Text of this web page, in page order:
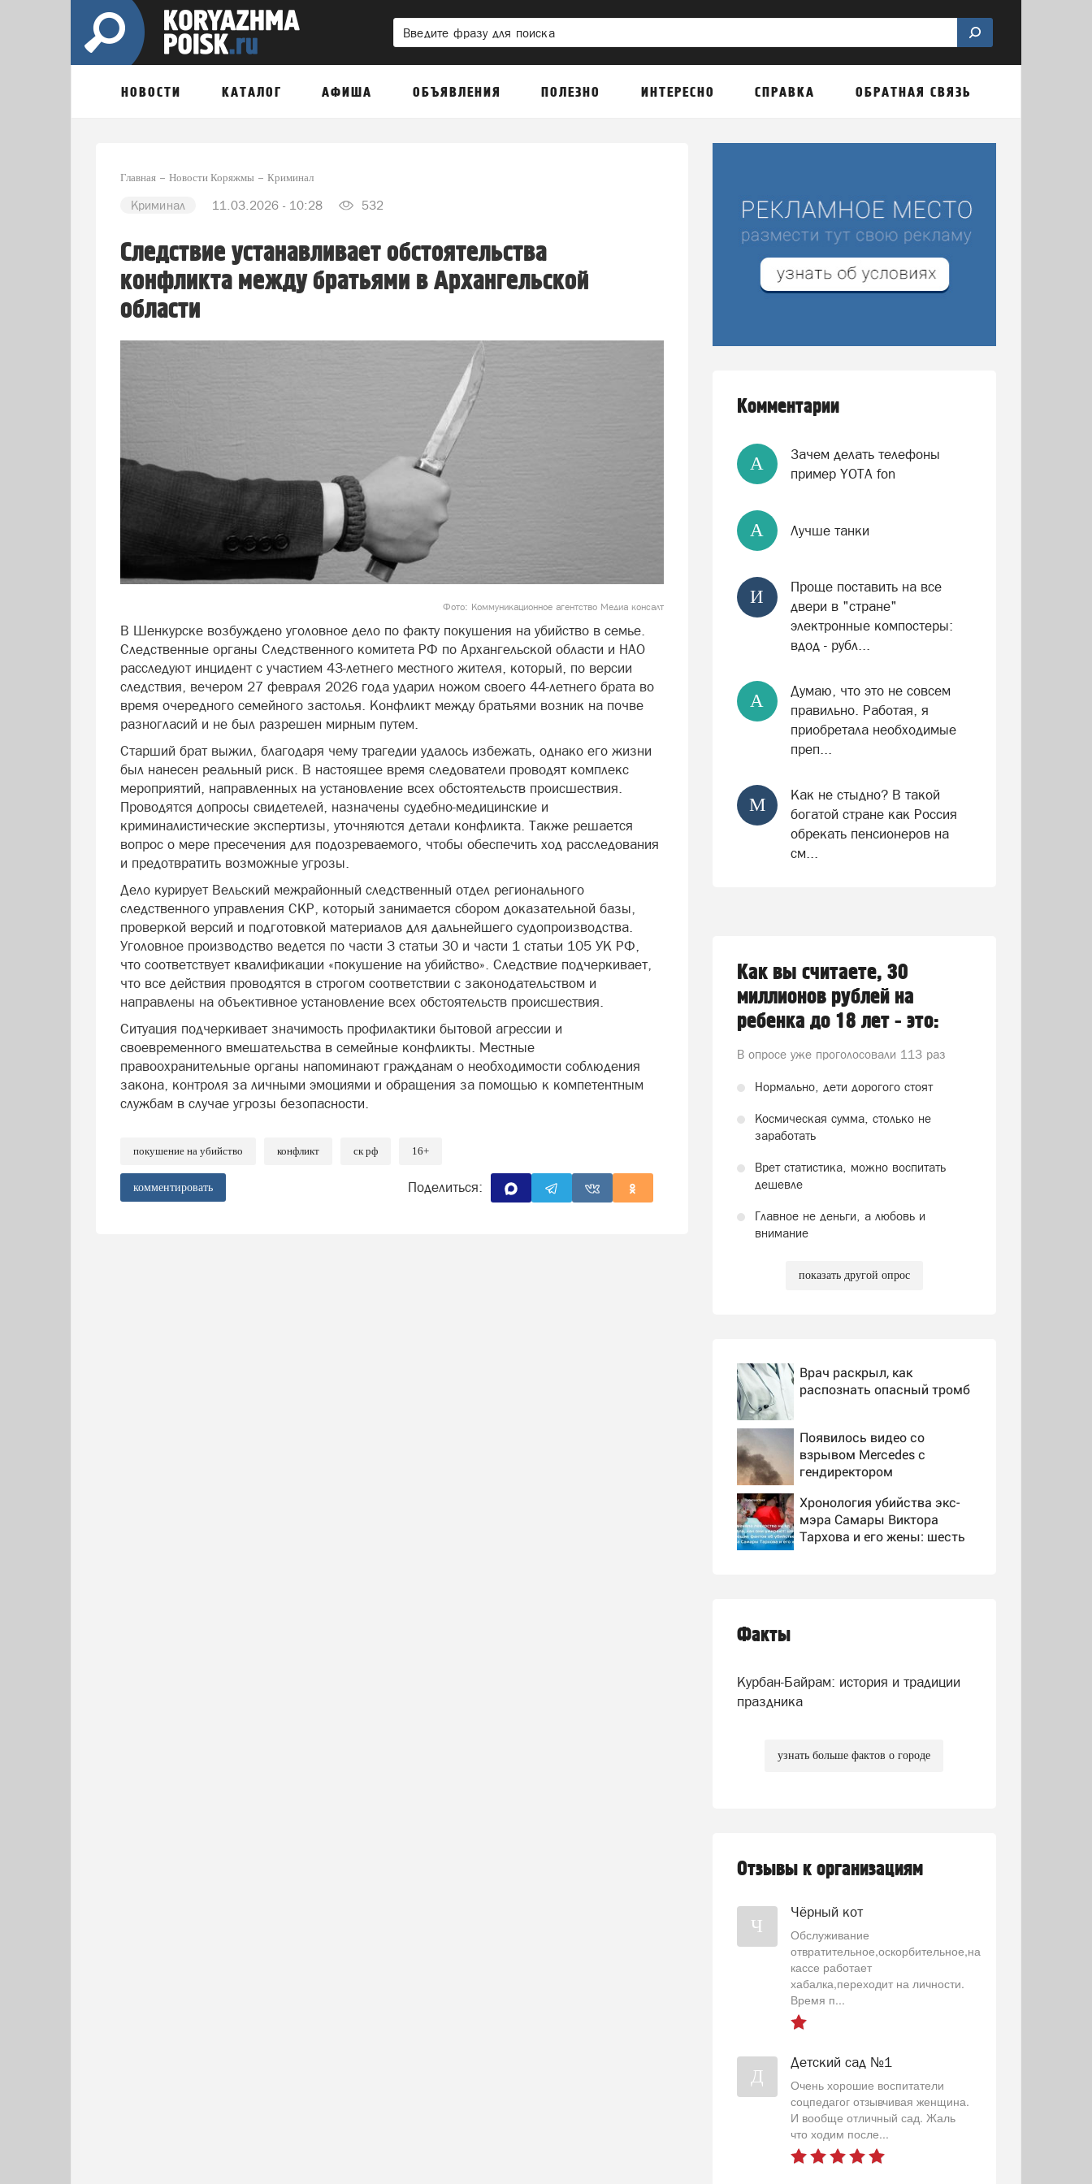
НОВОСТИ КАТАЛОГ АФИША ОБЪЯВЛЕНИЯ ПОЛЕЗНО ИНТЕРЕСНО СПРАВКА ОБРАТНАЯ СВЯЗЬ
Главная Новости Коряжмы Криминал
Криминал 11.03.2026 - 10:28 532
Следствие устанавливает обстоятельства
конфликта между братьями в Архангельской
области
Фото: Коммуникационное агентство Медиа консалт
В Шенкурске возбуждено уголовное дело по факту покушения на убийство в семье.
Следственные органы Следственного комитета РФ по Архангельской области и НАО
расследуют инцидент с участием 43-летнего местного жителя, который, по версии
следствия, вечером 27 февраля 2026 года ударил ножом своего 44-летнего брата во
время очередного семейного застолья. Конфликт между братьями возник на почве
разногласий и не был разрешен мирным путем.
Старший брат выжил, благодаря чему трагедии удалось избежать, однако его жизни
был нанесен реальный риск. В настоящее время следователи проводят комплекс
мероприятий, направленных на установление всех обстоятельств происшествия.
Проводятся допросы свидетелей, назначены судебно-медицинские и
криминалистические экспертизы, уточняются детали конфликта. Также решается
вопрос о мере пресечения для подозреваемого, чтобы обеспечить ход расследования
и предотвратить возможные угрозы.
Дело курирует Вельский межрайонный следственный отдел регионального
следственного управления СКР, который занимается сбором доказательной базы,
проверкой версий и подготовкой материалов для дальнейшего судопроизводства.
Уголовное производство ведется по части 3 статьи 30 и части 1 статьи 105 УК РФ,
что соответствует квалификации «покушение на убийство». Следствие подчеркивает,
что все действия проводятся в строгом соответствии с законодательством и
направлены на объективное установление всех обстоятельств происшествия.
Ситуация подчеркивает значимость профилактики бытовой агрессии и
своевременного вмешательства в семейные конфликты. Местные
правоохранительные органы напоминают гражданам о необходимости соблюдения
закона, контроля за личными эмоциями и обращения за помощью к компетентным
службам в случае угрозы безопасности.
покушение на убийство конфликт ск рф 16+
комментировать Поделиться:
Комментарии
А
Зачем делать телефоны
пример YOTA fon
А Лучше танки
И
Проще поставить на все
двери в "стране"
электронные компостеры:
вдод - рубл...
А
Думаю, что это не совсем
правильно. Работая, я
приобретала необходимые
преп...
М
Как не стыдно? В такой
богатой стране как Россия
обрекать пенсионеров на
см...
Как вы считаете, 30
миллионов рублей на
ребенка до 18 лет - это:
В опросе уже проголосовали 113 раз
Нормально, дети дорогого стоят
Космическая сумма, столько не
заработать
Врет статистика, можно воспитать
дешевле
Главное не деньги, а любовь и
внимание
показать другой опрос
Врач раскрыл, как
распознать опасный тромб
Появилось видео со
взрывом Mercedes с
гендиректором
Хронология убийства экс-
мэра Самары Виктора
Тархова и его жены: шесть
остановившего мальчишек
на поле с горохом
Факты
Курбан-Байрам: история и традиции
праздника
узнать больше фактов о городе
Отзывы к организациям
Ч
Чёрный кот
Обслуживание
отвратительное,оскорбительное,на
кассе работает
хабалка,переходит на личности.
Время п...
Д
Детский сад №1
Очень хорошие воспитатели
соцпедагог отзывчивая женщина.
И вообще отличный сад. Жаль
что ходим после...